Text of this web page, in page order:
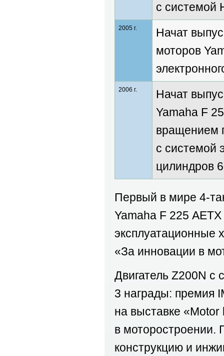
с системой
2005 г.
Начат
моторов
2006 г.
Начат
Yamaha F
вращением
с системой
цилиндров
Первый в мире 4-
Yamaha F 225
эксплуатационные
«За инновации в
Двигатель Z200N с
3 награды: премия
на выставке «Мotor
в моторостроении.
конструкцию и